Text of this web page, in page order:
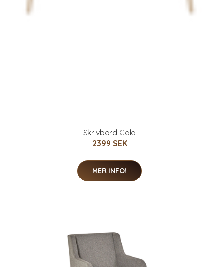
Skrivbord Gala
2399 SEK
MER INFO!